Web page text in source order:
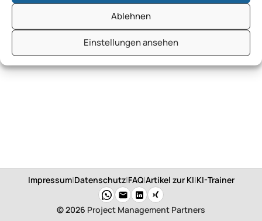
Ablehnen
Einstellungen ansehen
Impressum|Datenschutz|FAQ|Artikel zur KI|KI-Trainer
© 2026 Project Management Partners